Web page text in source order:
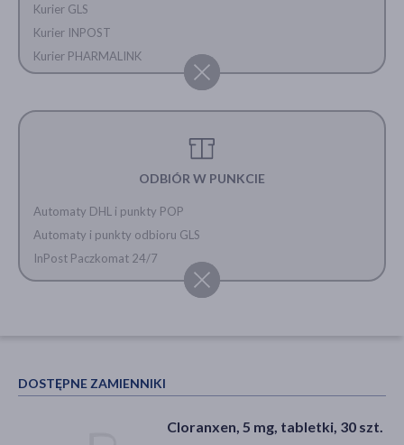
Kurier GLS
Kurier INPOST
Kurier PHARMALINK
ODBIÓR W PUNKCIE
Automaty DHL i punkty POP
Automaty i punkty odbioru GLS
InPost Paczkomat 24/7
DOSTĘPNE ZAMIENNIKI
Cloranxen, 5 mg, tabletki, 30 szt.